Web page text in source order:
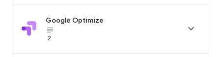
Google Optimize
subject_black
2
